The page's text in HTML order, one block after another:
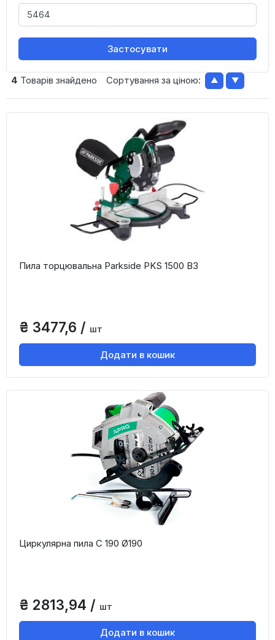
Застосувати
4 Товарів знайдено Сортування за ціною: ▲ ▼
Пила торцювальна Parkside PKS 1500 B3
₴ 3477,6 / шт
Додати в кошик
Циркулярна пила C 190 Ø190
₴ 2813,94 / шт
Додати в кошик